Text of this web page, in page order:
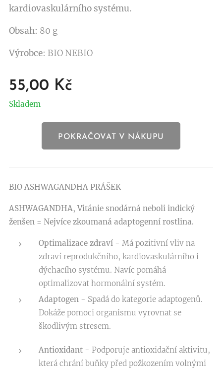
kardiovaskulárního systému.
Obsah: 80 g
Výrobce: BIO NEBIO
55,00 Kč
Skladem
POKRAČOVAT V NÁKUPU
BIO ASHWAGANDHA PRÁŠEK
ASHWAGANDHA,Vitánie snodárná neboli indický
ženšen = Nejvíce zkoumaná adaptogenní rostlina.
Optimalizace zdraví - Má pozitivní vliv na
zdraví reprodukčního, kardiovaskulárního i
dýchacího systému. Navíc pomáhá
optimalizovat hormonální systém.
Adaptogen - Spadá do kategorie adaptogenů.
Dokáže pomoci organismu vyrovnat se
škodlivým stresem.
Antioxidant - Podporuje antioxidační aktivitu,
která chrání buňky před požkozením volnými